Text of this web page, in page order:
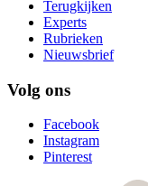
Terugkijken
Experts
Rubrieken
Nieuwsbrief
Volg ons
Facebook
Instagram
Pinterest